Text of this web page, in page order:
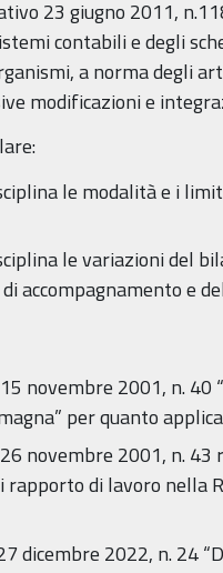
23 giugno 2011,
contabili e degli
a norma degli
modificazioni e
le modalità e i
le variazioni del
accompagnamento e
novembre 2001, n.
per quanto
novembre 2001, n.
rapporto di lavoro nella
dicembre 2022, n. 24